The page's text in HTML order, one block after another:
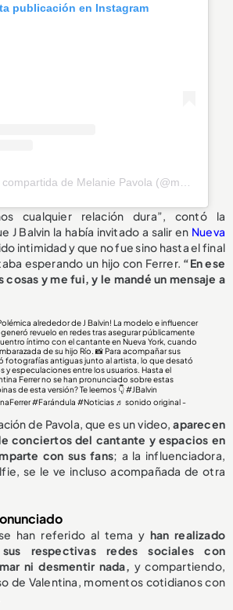
publicación en Instagram
Una publicación compartida de Melanie Pavola (@melaniepavola)
cualquier relación dura”, contó la
J Balvin la había invitado a salir en Nueva
intimidad y que no fue sino hasta el final
esperando un hijo con Ferrer. “En ese
cosas y me fui, y le mandé un mensaje a
alrededor de J Balvin! La modelo e influencer
revuelo en redes tras asegurar públicamente
íntimo con el cantante en Nueva York, cuando
de su hijo Río. 📸 Para acompañar sus
fotografías antiguas junto al artista, lo que desató
especulaciones entre los usuarios. Hasta el
Ferrer no se han pronunciado sobre estas
de esta versión? Te leemos 👇#JBalvin
#Farándula #Noticias ♬ sonido original -
de Pavola, que es un video,aparecen
conciertos del cantante y espacios en
con sus fans; a la influenciadora,
se le ve incluso acompañada de otra
han referido al tema y han realizado
respectivas redes sociales con
ni desmentir nada, y compartiendo,
de Valentina, momentos cotidianos con